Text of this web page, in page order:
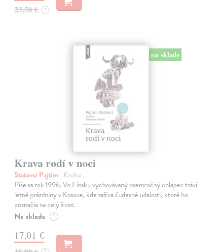
23,50 € ?
na sklade
Krava rodí v noci
Statovci Pajtim | Kniha
Píše sa rok 1996. Vo Fínsku vychovávaný osemročný chlapec trávi
letné prázdniny v Kosove, kde zažíva čudesné udalosti, ktoré ho
poznačia na celý život.
Na sklade ?
17,01 €